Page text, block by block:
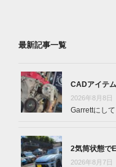
最新記事一覧
CADアイテ
2026年8月8日
Garrettにし
2気筒状態で
2026年8月7日